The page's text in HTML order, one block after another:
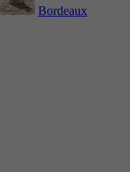
Bordeaux